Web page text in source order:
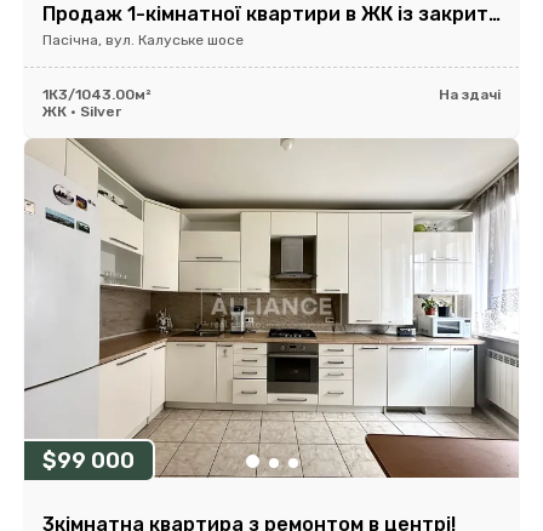
Продаж 1-кімнатної квартири в ЖК із закритою територією
Пасічна, вул. Калуське шосе
1К3/1043.00м²
На здачі
ЖК • Silver
$99 000
3кімнатна квартира з ремонтом в центрі!